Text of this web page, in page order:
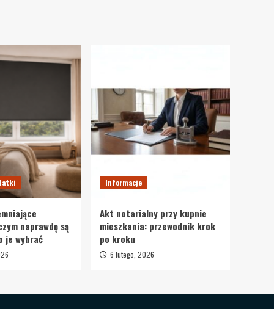
naprawdę są
je wybrać
Informacje
Akt notarialny przy kupnie
mieszkania: przewodnik krok
po kroku
6 lutego, 2026